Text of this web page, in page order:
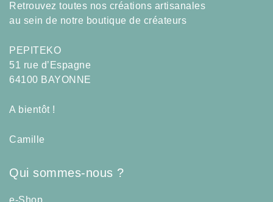
Retrouvez toutes nos créations artisanales
au sein de notre boutique de créateurs
PEPITEKO
51 rue d’Espagne
64100 BAYONNE
A bientôt !
Camille
Qui sommes-nous ?
e-Shop